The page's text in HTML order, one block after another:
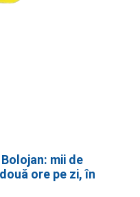
mii de
ore pe zi, în